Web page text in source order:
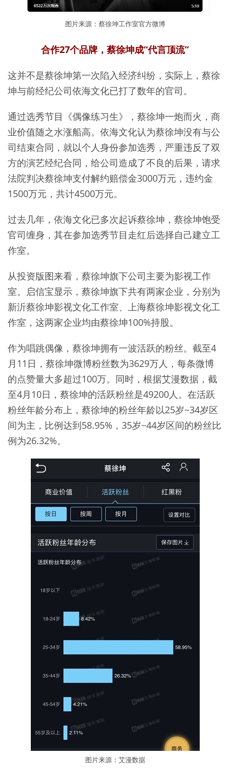
图片来源：蔡徐坤工作室官方微博
合作27个品牌，蔡徐坤成“代言顶流”
这并不是蔡徐坤第一次陷入经济纠纷，实际上，蔡徐
坤与前经纪公司依海文化已打了数年的官司。
通过选秀节目《偶像练习生》，蔡徐坤一炮而火，商
业价值随之水涨船高。依海文化认为蔡徐坤没有与公
司结束合同，就以个人身份参加选秀，严重违反了双
方的演艺经纪合同，给公司造成了不良的后果，请求
法院判决蔡徐坤支付解约赔偿金3000万元，违约金
1500万元，共计4500万元。
过去几年，依海文化已多次起诉蔡徐坤，蔡徐坤饱受
官司缠身，其在参加选秀节目走红后选择自己建立工
作室。
从投资版图来看，蔡徐坤旗下公司主要为影视工作
室。启信宝显示，蔡徐坤旗下共有两家企业，分别为
新沂蔡徐坤影视文化工作室、上海蔡徐坤影视文化工
作室，这两家企业均由蔡徐坤100%持股。
作为唱跳偶像，蔡徐坤拥有一波活跃的粉丝。截至4
月11日，蔡徐坤微博粉丝数为3629万人，每条微博
的点赞量大多超过100万。同时，根据艾漫数据，截
至4月10日，蔡徐坤的活跃粉丝是49200人。在活跃
粉丝年龄分布上，蔡徐坤的粉丝年龄以25岁~34岁区
间为主，比例达到58.95%，35岁~44岁区间的粉丝比
例为26.32%。
图片来源：艾漫数据